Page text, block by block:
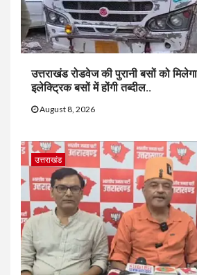
उत्तराखंड रोडवेज की पुरानी बसों को
इलेक्ट्रिक बसों में होंगी तब्दील..
August 8, 2026
उत्तराखंड